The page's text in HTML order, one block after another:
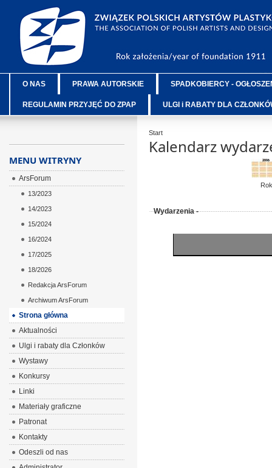
O NAS PRAWA AUTORSKIE SPADKOBIERCY -
REGULAMIN PRZYJĘĆ DO ZPAP ULGI i RABATY DLA
Start
Kalendarz
Rok
Wydarzenia -
MENU WITRYNY
ArsForum
13/2023
14/2023
15/2024
16/2024
17/2025
18/2026
Redakcja ArsForum
Archiwum ArsForum
Strona główna
Aktualności
Ulgi i rabaty dla Członków
Wystawy
Konkursy
Linki
Materiały graficzne
Patronat
Kontakty
Odeszli od nas